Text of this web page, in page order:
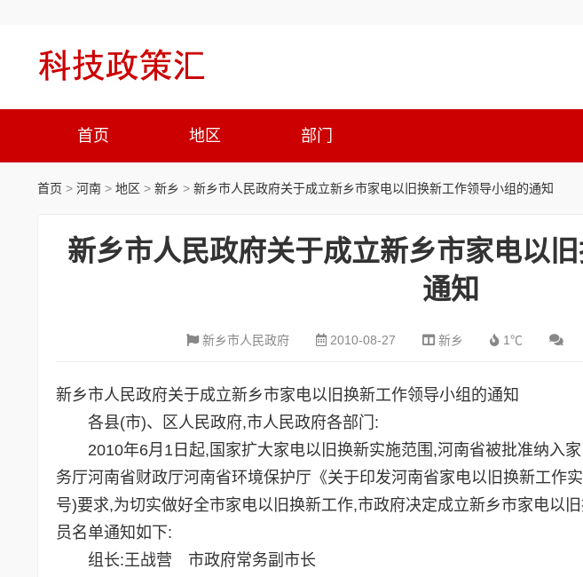
首页 地区 部门
首页 > 河南 > 地区 > 新乡 > 新乡市人民政府关于成立新乡市家电以旧换新工作领导小组的通知
新乡市人民政府关于成立新乡市家电以
通知
新乡市人民政府 2010-08-27 新乡 1℃
新乡市人民政府关于成立新乡市家电以旧换新工作领导小组的通知
各县(市)、区人民政府,市人民政府各部门:
2010年6月1日起,国家扩大家电以旧换新实施范围,河南省被批准纳入家
务厅河南省财政厅河南省环境保护厅《关于印发河南省家电以旧换新工作
号)要求,为切实做好全市家电以旧换新工作,市政府决定成立新乡市家电以
员名单通知如下:
组长:王战营 市政府常务副市长